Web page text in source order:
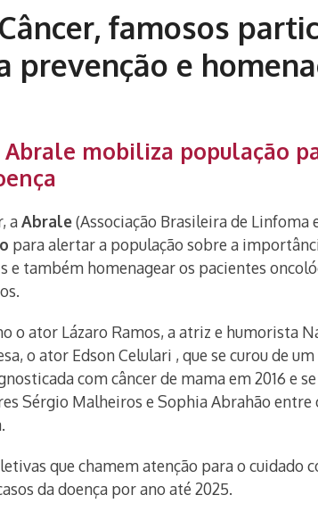
famosos
prevenção e
mobiliza população
aAbrale(Associação Brasileira de Linfoma
para alertar a população sobre a
e também homenagear os pacientes
o ator Lázaro Ramos, a atriz e humorista
o ator Edson Celulari , que se curou de
com câncer de mama em 2016 e
Sérgio Malheiros e Sophia Abrahão
que chamem atenção para o
da doença por ano até 2025.